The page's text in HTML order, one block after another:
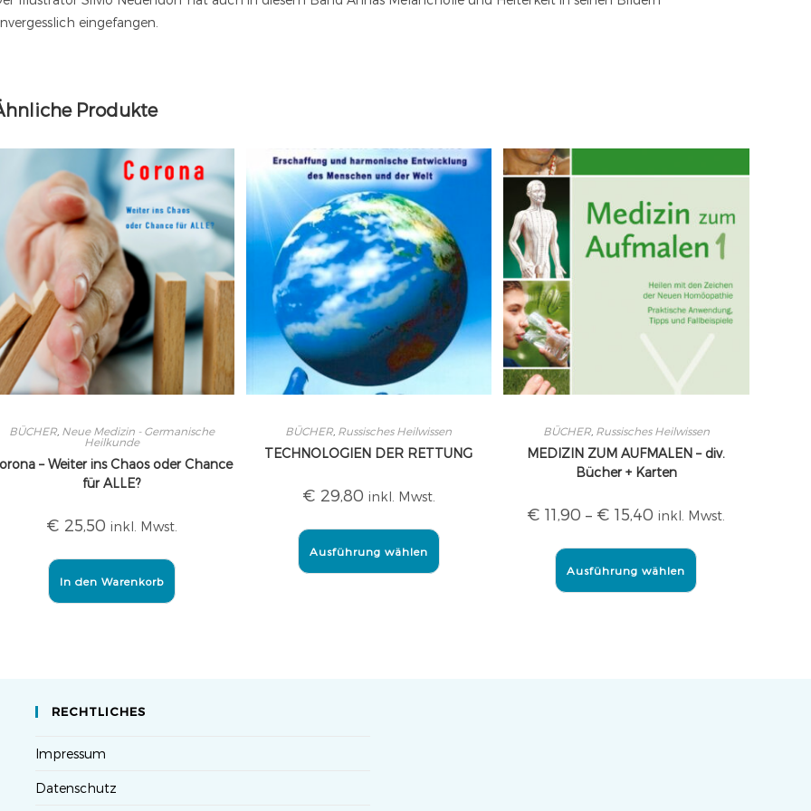
eingefangen.
Produkte
BÜCHER, Neue Medizin - Germanische
Heilkunde
– Weiter ins Chaos oder Chance
für ALLE?
€ 25,50 inkl. Mwst.
In den Warenkorb
BÜCHER, Russisches Heilwissen
TECHNOLOGIEN DER RETTUNG
€ 29,80 inkl. Mwst.
Ausführung wählen
BÜCHER, Russisches Heilwissen
MEDIZIN ZUM AUFMALEN – div.
Bücher + Karten
€ 11,90 – € 15,40 inkl. Mwst.
Ausführung wählen
RECHTLICHES
Impressum
Datenschutz